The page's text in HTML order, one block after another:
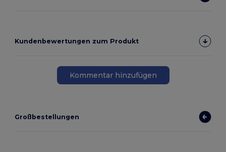
Kundenbewertungen zum Produkt
Kommentar hinzufügen
Großbestellungen